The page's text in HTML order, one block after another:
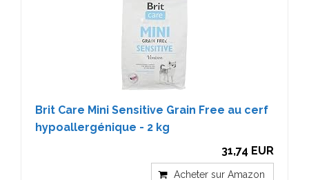
Brit Care Mini Sensitive Grain Free au cerf
hypoallergénique - 2 kg
31,74 EUR
Acheter sur Amazon